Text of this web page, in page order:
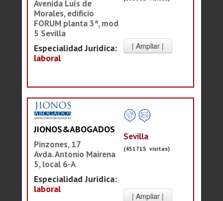
Avenida Luís de
Morales, edificio
FORUM planta 3ª, mod
5 Sevilla
Especialidad Juridica:
laboral
JIONOS&ABOGADOS
Pinzones, 17
Avda. Antonio Mairena
5, local 6-A
Especialidad Juridica:
laboral
Sevilla
(451715 visitas)